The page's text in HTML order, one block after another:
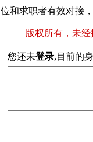
位和求职者有效对接
版权所有，未
您还未登录,目前的